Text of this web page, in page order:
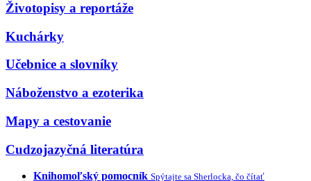
Životopisy a reportáže
Kuchárky
Učebnice a slovníky
Náboženstvo a ezoterika
Mapy a cestovanie
Cudzojazyčná literatúra
Knihomoľský pomocník Spýtajte sa Sherlocka, čo čítať